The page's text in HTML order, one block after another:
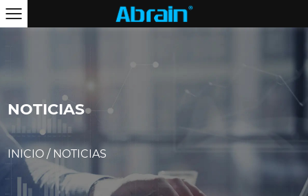
NOTICIAS
INICIO / NOTICIAS